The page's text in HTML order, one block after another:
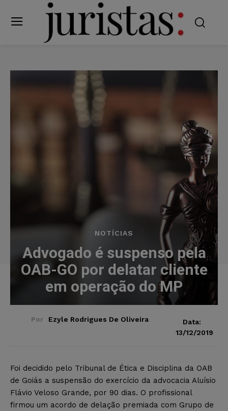
NOTÍCIAS
Advogado é suspenso pela
OAB-GO por delatar cliente
em operação do MP
Por Ezyle Rodrigues De Oliveira
Data:
13/12/2019
Foi decidido pelo Tribunal de Ética e Disciplina da OAB
de Goiás a suspensão do exercício da advocacia Aluísio
Flávio Veloso Grande, por 90 dias. O profissional
firmou um acordo de delação premiada com Grupo de